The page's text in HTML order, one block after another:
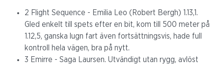
2 Flight Sequence - Emilia Leo (Robert Bergh) 1.13,1.
Gled enkelt till spets efter en bit, kom till 500 meter på
1.12,5, ganska lugn fart även fortsättningsvis, hade full
kontroll hela vägen, bra på nytt.
3 Emirre - Saga Laursen. Utvändigt utan rygg, avlöst